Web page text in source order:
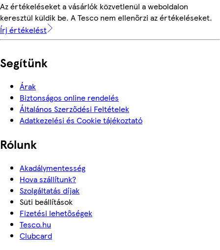
Az értékeléseket a vásárlók közvetlenül a weboldalon
keresztül küldik be. A Tesco nem ellenőrzi az értékeléseket.
Írj értékelést
Segítünk
Árak
Biztonságos online rendelés
Általános Szerződési Feltételek
Adatkezelési és Cookie tájékoztató
Rólunk
Akadálymentesség
Hova szállítunk?
Szolgáltatás díjak
Süti beállítások
Fizetési lehetőségek
Tesco.hu
Clubcard